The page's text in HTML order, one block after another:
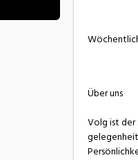
Über uns
Volg ist der